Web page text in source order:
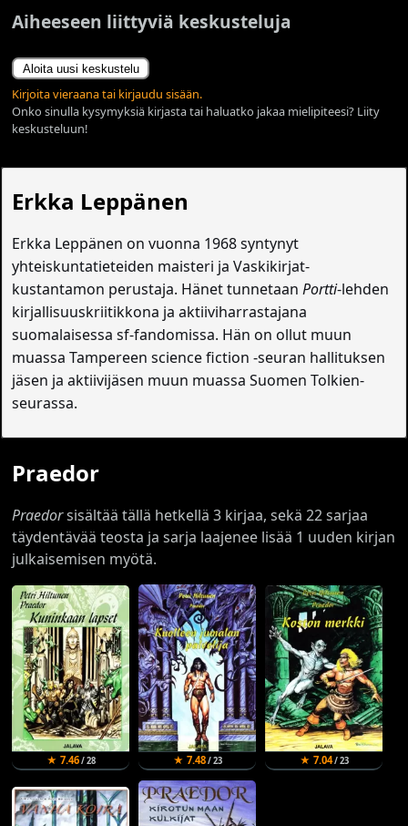
Aiheeseen liittyviä keskusteluja
Aloita uusi keskustelu
Kirjoita vieraana tai kirjaudu sisään.
Onko sinulla kysymyksiä kirjasta tai haluatko jakaa mielipiteesi? Liity
keskusteluun!
Erkka Leppänen
Erkka Leppänen on vuonna 1968 syntynyt
yhteiskuntatieteiden maisteri ja Vaskikirjat-
kustantamon perustaja. Hänet tunnetaanPortti-lehden
kirjallisuuskriitikkona ja aktiiviharrastajana
suomalaisessa sf-fandomissa. Hän on ollut muun
muassa Tampereen science fiction -seuran hallituksen
jäsen ja aktiivijäsen muun muassa Suomen Tolkien-
seurassa.
Praedor
Praedorsisältää tällä hetkellä 3 kirjaa, sekä 22 sarjaa
täydentävää teosta ja sarja laajenee lisää 1 uuden kirjan
julkaisemisen myötä.
★ 7.46/ 28 ★ 7.48/ 23 ★ 7.04/ 23